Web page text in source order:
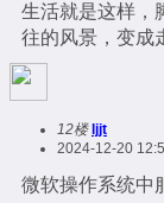
生活就是这样，
往的风景，变成
12楼 ljjt
2024-12-20
微软操作系统中